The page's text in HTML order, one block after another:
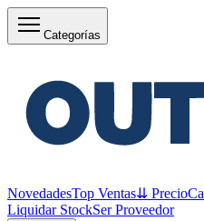
Categorías
NovedadesTop Ventas⇊ Precio
Liquidar StockSer Proveedor